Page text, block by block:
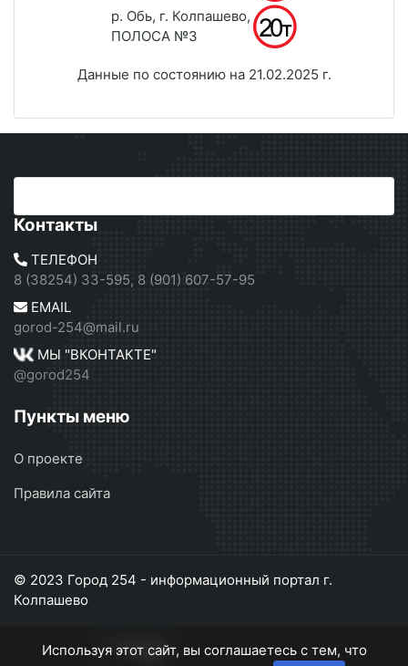
р. Обь, г. Колпашево,
ПОЛОСА №3
Данные по состоянию на 21.02.2025 г.
Контакты
ТЕЛЕФОН
8 (38254) 33-595, 8 (901) 607-57-95
EMAIL
gorod-254@mail.ru
МЫ "ВКОНТАКТЕ"
@gorod254
Пункты меню
О проекте
Правила сайта
© 2023 Город 254 - информационный портал г.
Колпашево
Используя этот сайт, вы соглашаетесь с тем, что